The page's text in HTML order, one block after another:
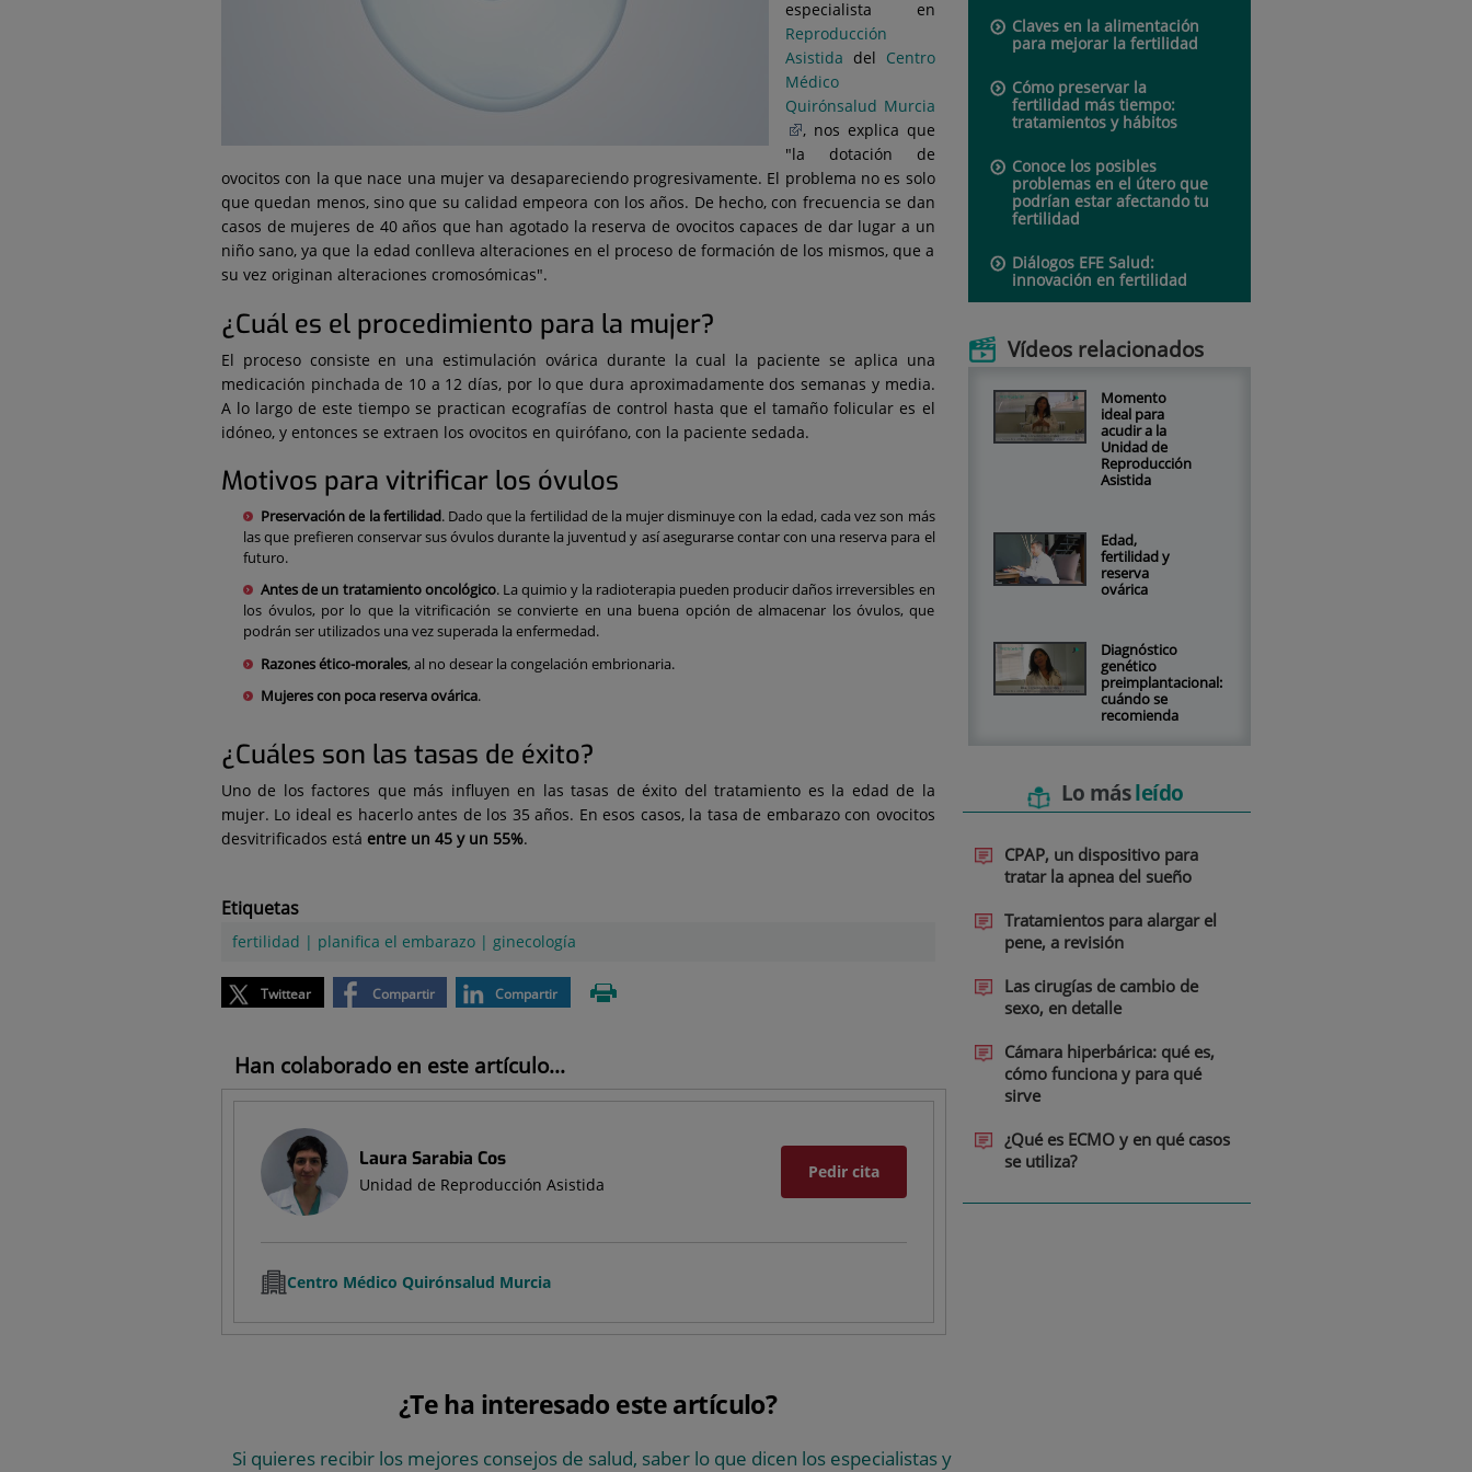
especialista en
Reproducción
Asistida del Centro
Médico
Quirónsalud Murcia
, nos explica que
"la dotación de
ovocitos con la que nace una mujer va desapareciendo progresivamente. El problema no es solo
que quedan menos, sino que su calidad empeora con los años. De hecho, con frecuencia se dan
casos de mujeres de 40 años que han agotado la reserva de ovocitos capaces de dar lugar a un
niño sano, ya que la edad conlleva alteraciones en el proceso de formación de los mismos, que a
su vez originan alteraciones cromosómicas".
¿Cuál es el procedimiento para la mujer?
El proceso consiste en una estimulación ovárica durante la cual la paciente se aplica una
medicación pinchada de 10 a 12 días, por lo que dura aproximadamente dos semanas y media.
A lo largo de este tiempo se practican ecografías de control hasta que el tamaño folicular es el
idóneo, y entonces se extraen los ovocitos en quirófano, con la paciente sedada.
Motivos para vitrificar los óvulos
Preservación de la fertilidad. Dado que la fertilidad de la mujer disminuye con la edad, cada vez son más
las que prefieren conservar sus óvulos durante la juventud y así asegurarse contar con una reserva para el
futuro.
Antes de un tratamiento oncológico. La quimio y la radioterapia pueden producir daños irreversibles en
los óvulos, por lo que la vitrificación se convierte en una buena opción de almacenar los óvulos, que
podrán ser utilizados una vez superada la enfermedad.
Razones ético-morales, al no desear la congelación embrionaria.
Mujeres con poca reserva ovárica.
¿Cuáles son las tasas de éxito?
Uno de los factores que más influyen en las tasas de éxito del tratamiento es la edad de la
mujer. Lo ideal es hacerlo antes de los 35 años. En esos casos, la tasa de embarazo con ovocitos
desvitrificados está entre un 45 y un 55%.
Etiquetas
fertilidad | planifica el embarazo | ginecología
Twittear Compartir Compartir
Han colaborado en este artículo...
Laura Sarabia Cos
Unidad de Reproducción Asistida
Pedir cita
Centro Médico Quirónsalud Murcia
¿Te ha interesado este artículo?
Si quieres recibir los mejores consejos de salud, saber lo que dicen los especialistas y
Claves en la alimentación
para mejorar la fertilidad
Cómo preservar la
fertilidad más tiempo:
tratamientos y hábitos
Conoce los posibles
problemas en el útero que
podrían estar afectando tu
fertilidad
Diálogos EFE Salud:
innovación en fertilidad
Vídeos relacionados
Momento
ideal para
acudir a la
Unidad de
Reproducción
Asistida
Edad,
fertilidad y
reserva
ovárica
Diagnóstico
genético
preimplantacional:
cuándo se
recomienda
Lo másleído
CPAP, un dispositivo para
tratar la apnea del sueño
Tratamientos para alargar el
pene, a revisión
Las cirugías de cambio de
sexo, en detalle
Cámara hiperbárica: qué es,
cómo funciona y para qué
sirve
¿Qué es ECMO y en qué casos
se utiliza?